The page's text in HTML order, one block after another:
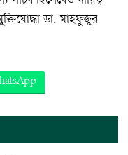
ডা. মাহফুজুর